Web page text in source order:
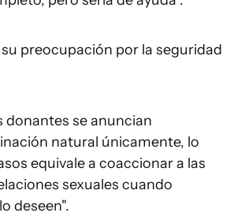
preocupación por la seguridad
donantes se anuncian
natural únicamente, lo
equivale a coaccionar a las
sexuales cuando
deseen".